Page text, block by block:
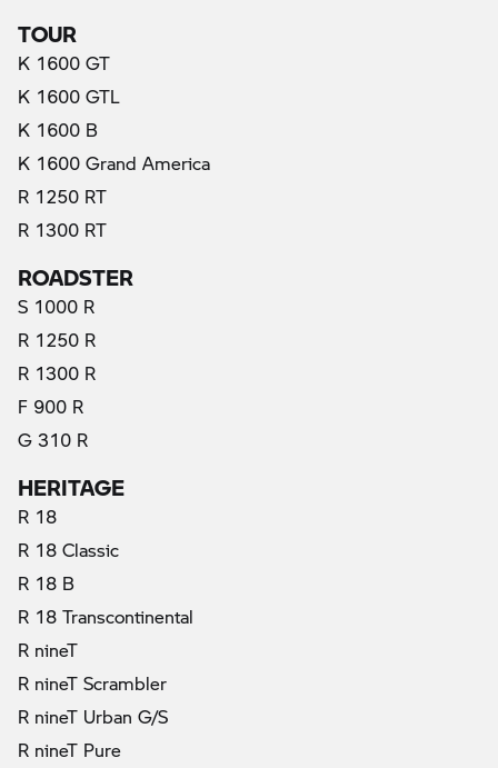
TOUR
K 1600 GT
K 1600 GTL
K 1600 B
K 1600 Grand America
R 1250 RT
R 1300 RT
ROADSTER
S 1000 R
R 1250 R
R 1300 R
F 900 R
G 310 R
HERITAGE
R 18
R 18 Classic
R 18 B
R 18 Transcontinental
R nineT
R nineT Scrambler
R nineT Urban G/S
R nineT Pure